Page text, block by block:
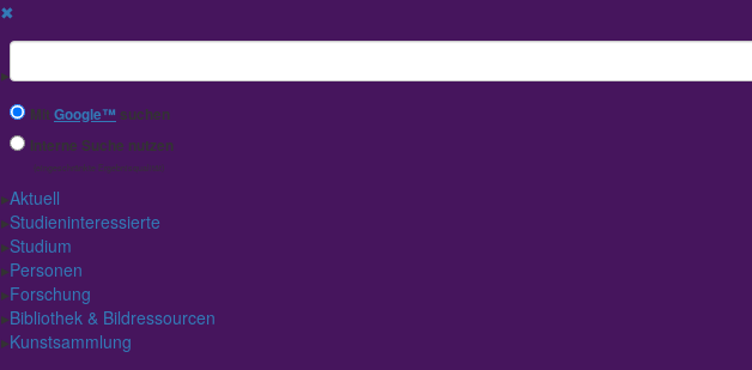
✖
Suchbegriff
MitGoogle™ suchen
Interne Suche nutzen
(eingeschränkte Ergebnisqualität)
Aktuell
Studieninteressierte
Studium
Personen
Forschung
Bibliothek & Bildressourcen
Kunstsammlung